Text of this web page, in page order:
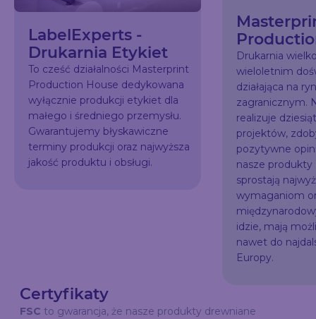
LabelExperts -
Drukarnia Etykiet
To cześć działalności Masterprint
Production House dedykowana
wyłącznie produkcji etykiet dla
małego i średniego przemysłu.
Gwarantujemy błyskawiczne
terminy produkcji oraz najwyższa
jakość produktu i obsługi.
Drukarnia
wieloletnim
działająca na
zagranicznym.
realizuje
projektów,
pozytywne
nasze
sprostają
wymaganiom
idzie, mają
nawet do
Europy.
Certyfikaty
FSC to gwarancja, że nasze produkty drewniane